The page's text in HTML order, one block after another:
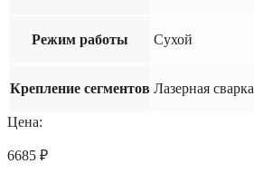
Режим работы Сухой
Крепление сегментов Лазерная сварка
Цена:
6685 ₽